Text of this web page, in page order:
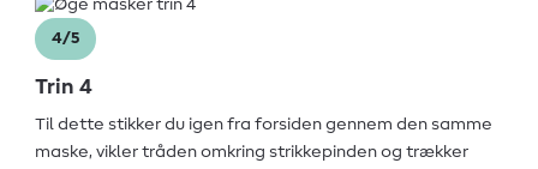
4/5
Trin 4
Til dette stikker du igen fra forsiden gennem den samme
maske, vikler tråden omkring strikkepinden og trækker